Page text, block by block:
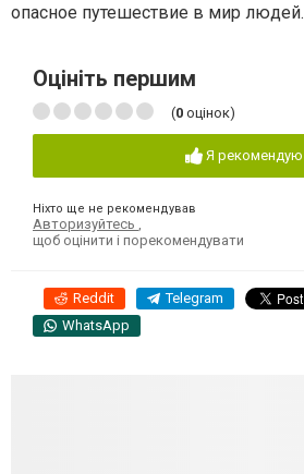
опасное путешествие в мир людей.
Оцініть першим
(0 оцінок)
Я рекомендую
Ніхто ще не рекомендував
Авторизуйтесь ,
щоб оцінити і порекомендувати
Reddit Telegram
WhatsApp